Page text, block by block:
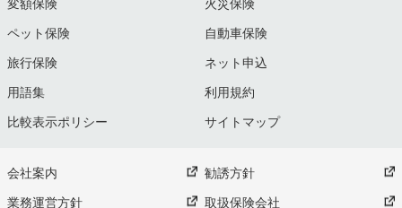
変額保険 火災保険
ペット保険 自動車保険
旅行保険 ネット申込
用語集 利用規約
比較表示ポリシー サイトマップ
会社案内 勧誘方針
業務運営方針 取扱保険会社